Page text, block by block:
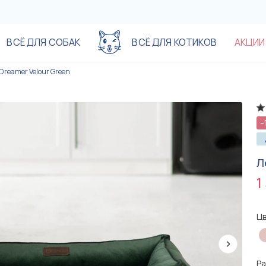
ВСЁ ДЛЯ СОБАК
Акционные предложения до
890 грн
-%
ВСЁ ДЛЯ КОТИКОВ
Акционные предложения до
890 грн
-%
АКЦИИ
Velour Green
-